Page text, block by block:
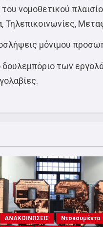
νομοθετικού
Τηλεπικοινωνίες,
μόνιμου
δουλεμπόριο των
ΑΝΑΚΟΙΝΩΣΕΙΣ
Ντοκουμέντα